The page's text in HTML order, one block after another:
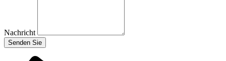
Nachricht
Senden Sie